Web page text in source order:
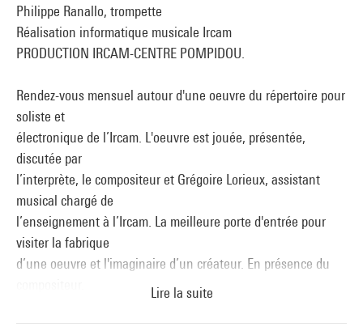
Philippe Ranallo, trompette
Réalisation informatique musicale Ircam
PRODUCTION IRCAM-CENTRE POMPIDOU.
Rendez-vous mensuel autour d'une oeuvre du répertoire pour
soliste et
électronique de l’Ircam. L'oeuvre est jouée, présentée,
discutée par
l’interprète, le compositeur et Grégoire Lorieux, assistant
musical chargé de
l’enseignement à l’Ircam. La meilleure porte d'entrée pour
visiter la fabrique
d’une oeuvre et l'imaginaire d’un créateur. En présence du
La trompette, chez Yan Maresz, est considérée comme un
Lire la suite